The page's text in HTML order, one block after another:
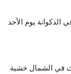
الدكوانة يوم الأحد
في الشمال خشية